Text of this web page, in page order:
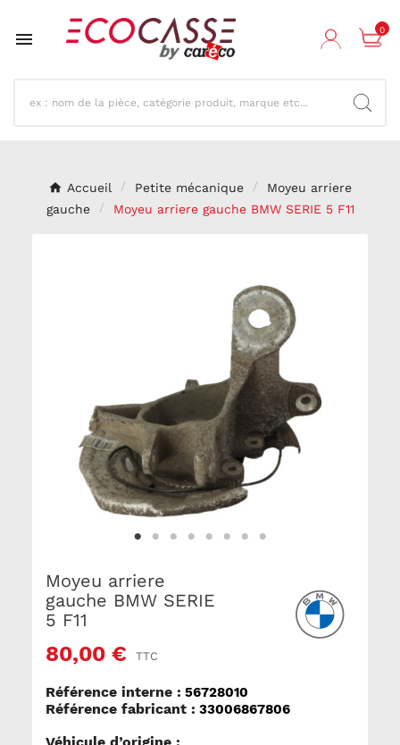
 0
Accueil Petite mécanique
Moyeu arriere
gauche
Moyeu arriere gauche BMW SERIE 5 F11
Moyeu arriere
gauche BMW SERIE
5 F11
80,00 € TTC
Référence interne : 56728010
Référence fabricant : 33006867806